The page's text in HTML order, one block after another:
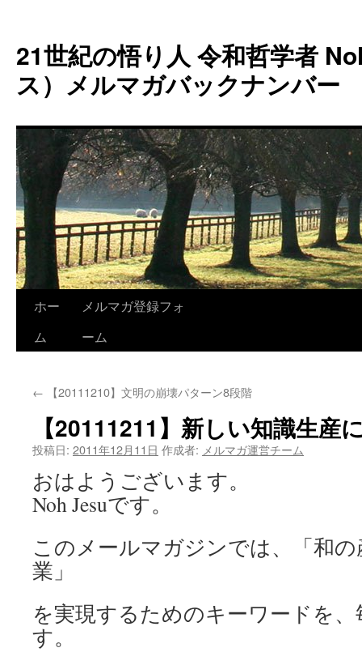
テ
ン
ツ
へ
キ
ッ
プ
21世紀の悟り人 令和哲学者
ス）メルマガバックナンバー
ホー
ム
メルマガ登録フォ
ーム
← 【20111210】文明の崩壊パターン8段階
【20111211】新しい知識生
投稿日: 2011年12月11日 作成者: メルマガ運営チーム
おはようございます。
Noh Jesuです。
このメールマガジンでは、「和
業」
を実現するためのキーワードを
す。